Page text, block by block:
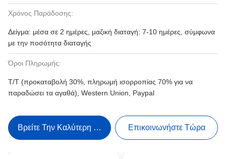
Χρόνος Παράδοσης:
Δείγμα: μέσα σε 2 ημέρες, μαζική διαταγή: 7-10 ημέρες, σύμφωνα
με την ποσότητα διαταγής
Όροι Πληρωμής:
T/T (προκαταβολή 30%, πληρωμή ισορροπίας 70% για να
παραδώσει τα αγαθά), Western Union, Paypal
Βρείτε Την Καλύτερη Τιμή Επικοινωνήστε Τώρα